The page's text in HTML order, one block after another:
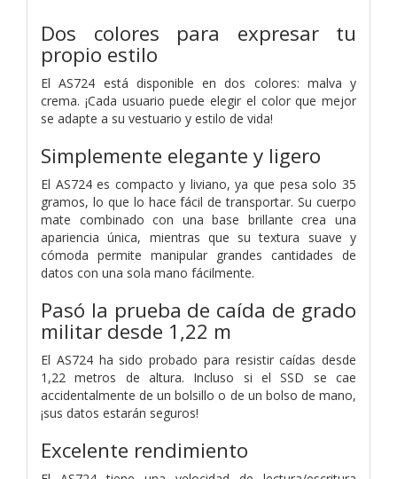
Dos colores para expresar tu
propio estilo
El AS724 está disponible en dos colores: malva y
crema. ¡Cada usuario puede elegir el color que mejor
se adapte a su vestuario y estilo de vida!
Simplemente elegante y ligero
El AS724 es compacto y liviano, ya que pesa solo 35
gramos, lo que lo hace fácil de transportar. Su cuerpo
mate combinado con una base brillante crea una
apariencia única, mientras que su textura suave y
cómoda permite manipular grandes cantidades de
datos con una sola mano fácilmente.
Pasó la prueba de caída de grado
militar desde 1,22 m
El AS724 ha sido probado para resistir caídas desde
1,22 metros de altura. Incluso si el SSD se cae
accidentalmente de un bolsillo o de un bolso de mano,
¡sus datos estarán seguros!
Excelente rendimiento